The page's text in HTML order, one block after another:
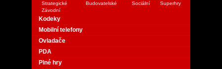
Strategické
Budovatelské Sociální
Superhry
Závodní
Kodeky
Mobilní telefony
Ovladače
PDA
Plné hry